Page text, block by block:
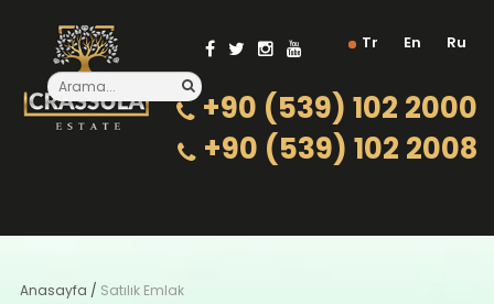
Tr En Ru
+90 (539) 102 2000
+90 (539) 102 2008
Anasayfa / Satılık Emlak